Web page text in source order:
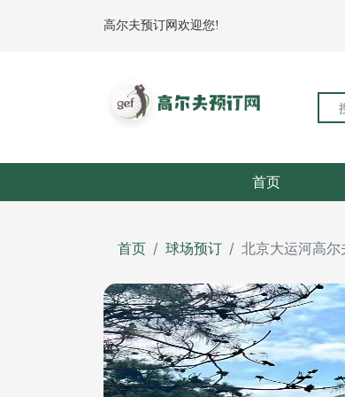
高尔夫预订网欢迎您!
首页
首页 球场预订 北京大运河高尔